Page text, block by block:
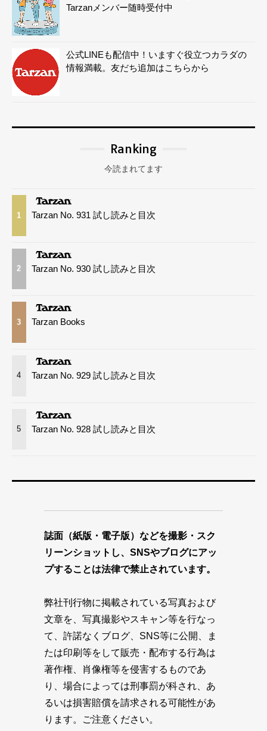
Tarzanメンバー随時受付中
公式LINEも配信中！いますぐ役立つカラダの
情報満載。友だち追加はこちらから
Ranking
今読まれてます
1 Tarzan No. 931 試し読みと目次
2 Tarzan No. 930 試し読みと目次
3 Tarzan Books
4 Tarzan No. 929 試し読みと目次
5 Tarzan No. 928 試し読みと目次
誌面（紙版・電子版）などを撮影・スク
リーンショットし、SNSやブログにアッ
プすることは法律で禁止されています。
弊社刊行物に掲載されている写真および
文章を、写真撮影やスキャン等を行なっ
て、許諾なくブログ、SNS等に公開、ま
たは印刷等をして販売・配布する行為は
著作権、肖像権等を侵害するものであ
り、場合によっては刑事罰が科され、あ
るいは損害賠償を請求される可能性があ
ります。ご注意ください。